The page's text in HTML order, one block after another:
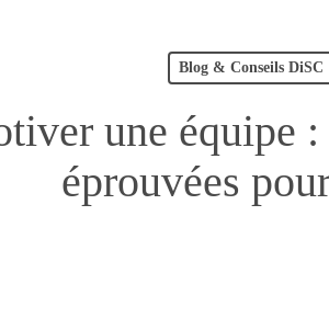
Blog & Conseils DiSC
une équipe :
éprouvées